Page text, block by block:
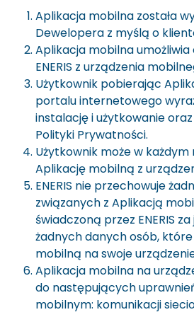
Aplikacja mobilna została
Dewelopera z myślą o
Aplikacja mobilna umożliwia
ENERIS z urządzenia
Użytkownik pobierając
portalu internetowego
instalację i użytkowanie
Polityki Prywatności.
Użytkownik może w
Aplikację mobilną z
ENERIS nie przechowuje
związanych z Aplikacją
świadczoną przez ENERIS
żadnych danych osób,
mobilną na swoje
Aplikacja mobilna na
do następujących
mobilnym: komunikacji